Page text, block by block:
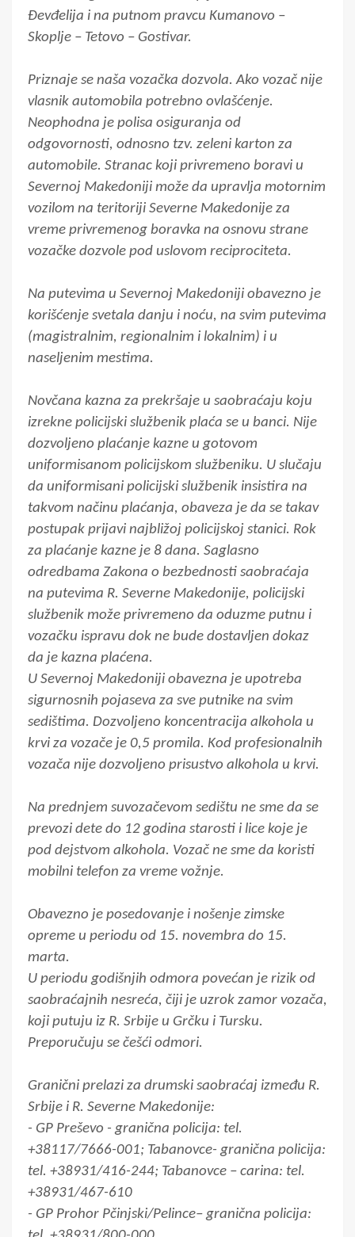
Đevđelija i na putnom pravcu Kumanovo –
Skoplje – Tetovo – Gostivar.
Priznaje se naša vozačka dozvola. Ako vozač nije
vlasnik automobila potrebno ovlašćenje.
Neophodna je polisa osiguranja od
odgovornosti, odnosno tzv. zeleni karton za
automobile. Stranac koji privremeno boravi u
Severnoj Makedoniji može da upravlja motornim
vozilom na teritoriji Severne Makedonije za
vreme privremenog boravka na osnovu strane
vozačke dozvole pod uslovom reciprociteta.
Na putevima u Severnoj Makedoniji obavezno je
korišćenje svetala danju i noću, na svim putevima
(magistralnim, regionalnim i lokalnim) i u
naseljenim mestima.
Novčana kazna za prekršaje u saobraćaju koju
izrekne policijski službenik plaća se u banci. Nije
dozvoljeno plaćanje kazne u gotovom
uniformisanom policijskom službeniku. U slučaju
da uniformisani policijski službenik insistira na
takvom načinu plaćanja, obaveza je da se takav
postupak prijavi najbližoj policijskoj stanici. Rok
za plaćanje kazne je 8 dana. Saglasno
odredbama Zakona o bezbednosti saobraćaja
na putevima R. Severne Makedonije, policijski
službenik može privremeno da oduzme putnu i
vozačku ispravu dok ne bude dostavljen dokaz
da je kazna plaćena.
U Severnoj Makedoniji obavezna je upotreba
sigurnosnih pojaseva za sve putnike na svim
sedištima. Dozvoljeno koncentracija alkohola u
krvi za vozače je 0,5 promila. Kod profesionalnih
vozača nije dozvoljeno prisustvo alkohola u krvi.
Na prednjem suvozačevom sedištu ne sme da se
prevozi dete do 12 godina starosti i lice koje je
pod dejstvom alkohola. Vozač ne sme da koristi
mobilni telefon za vreme vožnje.
Obavezno je posedovanje i nošenje zimske
opreme u periodu od 15. novembra do 15.
marta.
U periodu godišnjih odmora povećan je rizik od
saobraćajnih nesreća, čiji je uzrok zamor vozača,
koji putuju iz R. Srbije u Grčku i Tursku.
Preporučuju se češći odmori.
Granični prelazi za drumski saobraćaj između R.
Srbije i R. Severne Makedonije:
- GP Preševo - granična policija: tel.
+38117/7666-001; Tabanovce- granična policija:
tel. +38931/416-244; Tabanovce – carina: tel.
+38931/467-610
- GP Prohor Pčinjski/Pelince– granična policija: